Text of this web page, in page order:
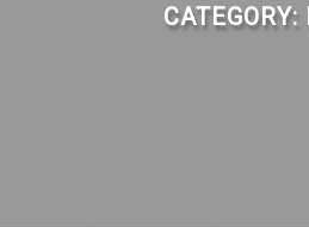
CATEGORY: